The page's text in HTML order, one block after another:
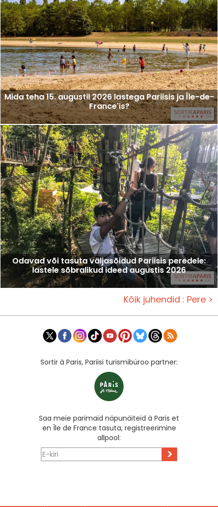
Mida teha 15. augustil 2026 lastega Pariisis ja Île-de-
France'is?
Odavad või tasuta väljasõidud Pariisis peredele:
lastele sõbralikud ideed augustis 2026
Kõik juhendid : Pere >
Sortir à Paris, Pariisi turismibüroo partner:
Saa meie parimaid näpunäiteid à Paris et
en Île de France tasuta, registreerimine
allpool:
>